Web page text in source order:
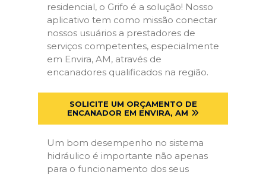
residencial, o Grifo é a solução! Nosso
aplicativo tem como missão conectar
nossos usuários a prestadores de
serviços competentes, especialmente
em Envira, AM, através de
encanadores qualificados na região.
SOLICITE UM ORÇAMENTO DE
ENCANADOR EM ENVIRA, AM
Um bom desempenho no sistema
hidráulico é importante não apenas
para o funcionamento dos seus